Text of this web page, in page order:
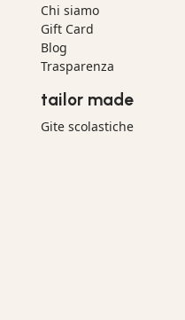
Chi siamo
Gift Card
Blog
Trasparenza
tailor made
Gite scolastiche